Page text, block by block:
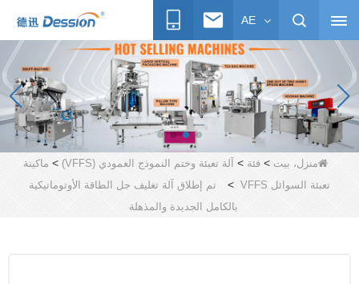
AE
منزل، بيت > فئة > آلة تعبئة وختم النموذج العمودي (VFFS) > ماكينة
تعبئة السوائل VFFS
>
تم إطلاق آلة تغليف جل الطاقة الأوتوماتيكية
بالكامل الجديدة والمذهلة